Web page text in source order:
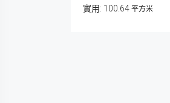
100.64 平方米